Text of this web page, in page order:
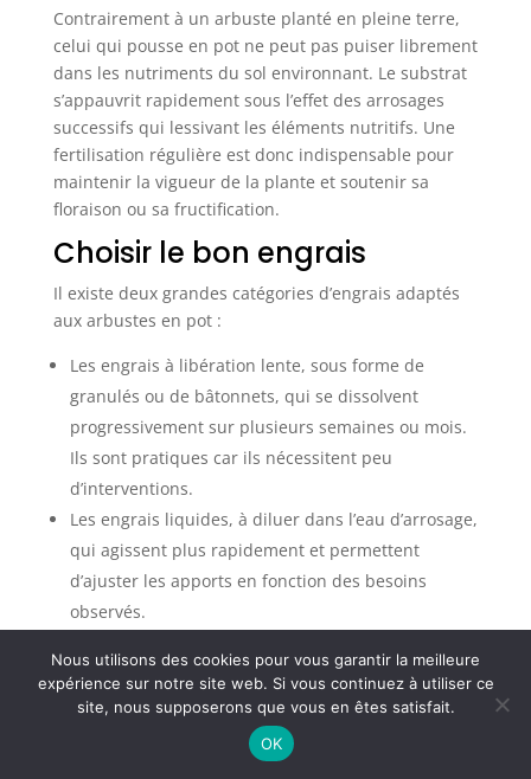
Contrairement à un arbuste planté en pleine terre,
celui qui pousse en pot ne peut pas puiser librement
dans les nutriments du sol environnant. Le substrat
s’appauvrit rapidement sous l’effet des arrosages
successifs qui lessivant les éléments nutritifs. Une
fertilisation régulière est donc indispensable pour
maintenir la vigueur de la plante et soutenir sa
floraison ou sa fructification.
Choisir le bon engrais
Il existe deux grandes catégories d’engrais adaptés
aux arbustes en pot :
Les engrais à libération lente, sous forme de
granulés ou de bâtonnets, qui se dissolvent
progressivement sur plusieurs semaines ou mois.
Ils sont pratiques car ils nécessitent peu
d’interventions.
Les engrais liquides, à diluer dans l’eau d’arrosage,
qui agissent plus rapidement et permettent
d’ajuster les apports en fonction des besoins
observés.
Pour les arbustes acidophiles, il est préférable
d’utiliser un engrais spécialement formulé pour ce
type de plantes, afin de respecter leurs besoins en
pH et en oligo-éléments spécifiques.
Nous utilisons des cookies pour vous garantir la meilleure
expérience sur notre site web. Si vous continuez à utiliser ce
site, nous supposerons que vous en êtes satisfait.
OK